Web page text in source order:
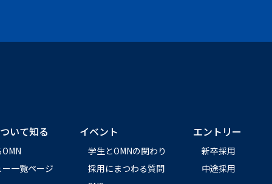
いて知る
一覧ページ
イベント
学生とOMNの関わり
採用にまつわる質問
エントリー
新卒採用
中途採用